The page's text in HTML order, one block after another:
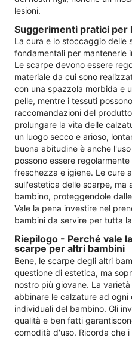
lesioni.
Suggerimenti pratici per
La cura e lo stoccaggio delle
fondamentali per mantenerle
Le scarpe devono essere
materiale da cui sono
con una spazzola morbida e
pelle, mentre i tessuti
raccomandazioni del
prolungare la vita delle
un luogo secco e arioso,
buona abitudine è anche
possono essere
freschezza e igiene. Le cure
sull'estetica delle scarpe, ma
bambino, proteggendole
Vale la pena investire nel
bambini da servire per tutta
Riepilogo - Perché vale
scarpe per altri bambini
Bene, le scarpe degli altri
questione di estetica, ma
nostro più giovane. La
abbinare le calzature ad ogni
individuali del bambino. Gli
qualità e ben fatti
comodità d'uso. Ricorda che